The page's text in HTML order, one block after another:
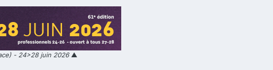
- 24>28 juin 2026▲